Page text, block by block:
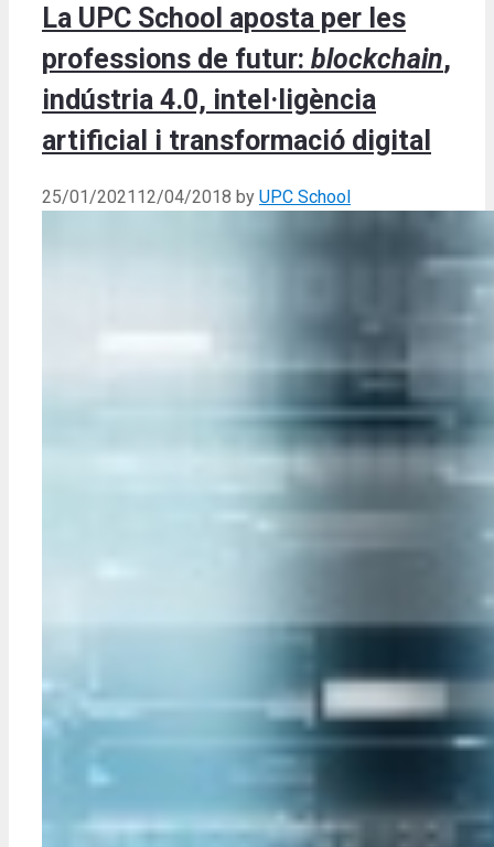
La UPC School aposta per les
professions de futur: blockchain,
indústria 4.0, intel·ligència
artificial i transformació digital
25/01/2021 12/04/2018 by UPC School